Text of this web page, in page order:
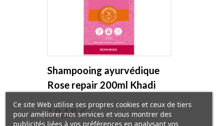
Shampooing ayurvédique
Rose repair 200ml Khadi
Prix
19,18 €
Ce site Web utilise ses propres cookies et ceux de tiers
pour améliorer nos services et vous montrer des
publicités liées à vos préférences en analysant vos